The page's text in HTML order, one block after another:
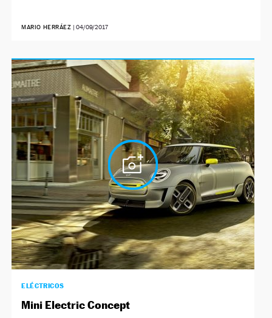
MARIO HERRÁEZ | 04/09/2017
ELÉCTRICOS
Mini Electric Concept